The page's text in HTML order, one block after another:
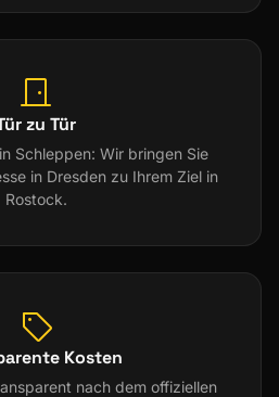
zu Tür
Schleppen: Wir bringen Sie
in Dresden zu Ihrem Ziel in
Rostock.
Kosten
nach dem offiziellen